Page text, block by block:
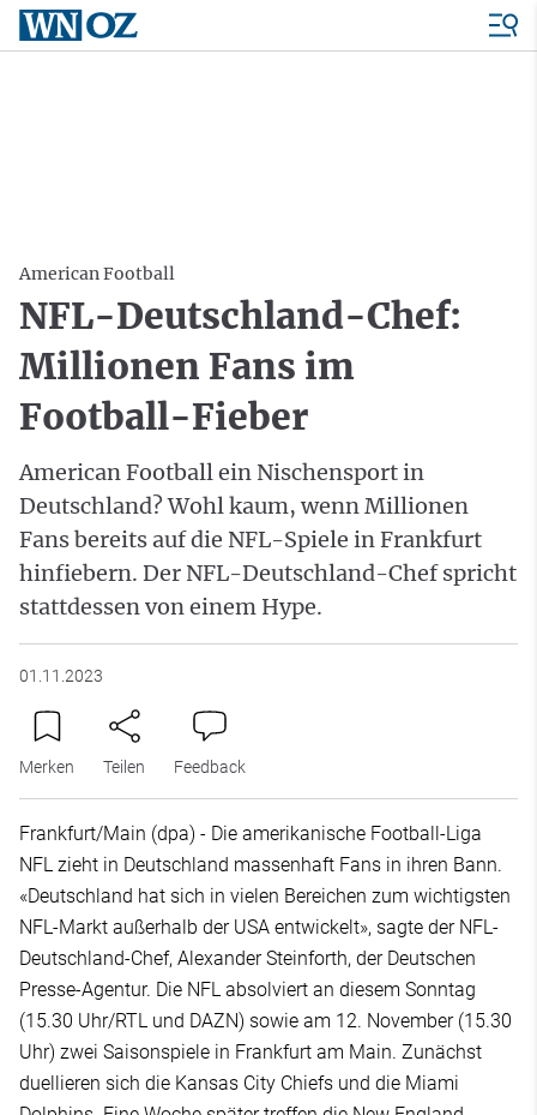
American Football
NFL-Deutschland-Chef:
Millionen Fans im
Football-Fieber
American Football ein Nischensport in
Deutschland? Wohl kaum, wenn Millionen
Fans bereits auf die NFL-Spiele in Frankfurt
hinfiebern. Der NFL-Deutschland-Chef spricht
stattdessen von einem Hype.
01.11.2023
Merken Teilen Feedback
Frankfurt/Main (dpa) - Die amerikanische Football-Liga
NFL zieht in Deutschland massenhaft Fans in ihren Bann.
«Deutschland hat sich in vielen Bereichen zum wichtigsten
NFL-Markt außerhalb der USA entwickelt», sagte der NFL-
Deutschland-Chef, Alexander Steinforth, der Deutschen
Presse-Agentur. Die NFL absolviert an diesem Sonntag
(15.30 Uhr/RTL und DAZN) sowie am 12. November (15.30
Uhr) zwei Saisonspiele in Frankfurt am Main. Zunächst
duellieren sich die Kansas City Chiefs und die Miami